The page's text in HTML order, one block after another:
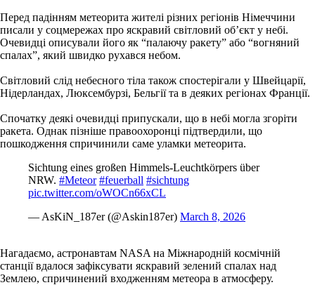
Перед падінням метеорита жителі різних регіонів Німеччини
писали у соцмережах про яскравий світловий об’єкт у небі.
Очевидці описували його як “палаючу ракету” або “вогняний
спалах”, який швидко рухався небом.
Світловий слід небесного тіла також спостерігали у Швейцарії,
Нідерландах, Люксембурзі, Бельгії та в деяких регіонах Франції.
Спочатку деякі очевидці припускали, що в небі могла згоріти
ракета. Однак пізніше правоохоронці підтвердили, що
пошкодження спричинили саме уламки метеорита.
Sichtung eines großen Himmels-Leuchtkörpers über
NRW. #Meteor #feuerball #sichtung
pic.twitter.com/oWOCn66xCL
— AsKiN_187er (@Askin187er) March 8, 2026
Нагадаємо, астронавтам NASA на Міжнародній космічній
станції вдалося зафіксувати яскравий зелений спалах над
Землею, спричинений входженням метеора в атмосферу.